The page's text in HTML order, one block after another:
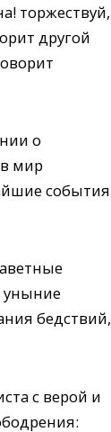
торжествуй,
другой
о
мир
события
уныние
бедствий,
с верой и